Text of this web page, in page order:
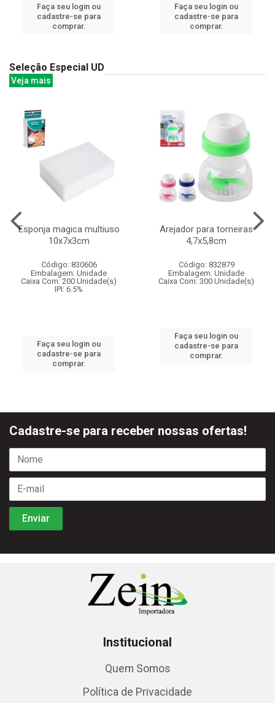
Faça seu login ou
cadastre-se para
comprar.
Faça seu login ou
cadastre-se para
comprar.
Seleção Especial UD
Veja mais
Esponja magica multiuso
10x7x3cm
Código: 830606
Embalagem: Unidade
Caixa Com: 200 Unidade(s)
IPI: 6.5%
Faça seu login ou
cadastre-se para
comprar.
Arejador para torneiras
4,7x5,8cm
Código: 832879
Embalagem: Unidade
Caixa Com: 300 Unidade(s)
Faça seu login ou
cadastre-se para
comprar.
Cadastre-se para receber nossas ofertas!
Institucional
Quem Somos
Política de Privacidade